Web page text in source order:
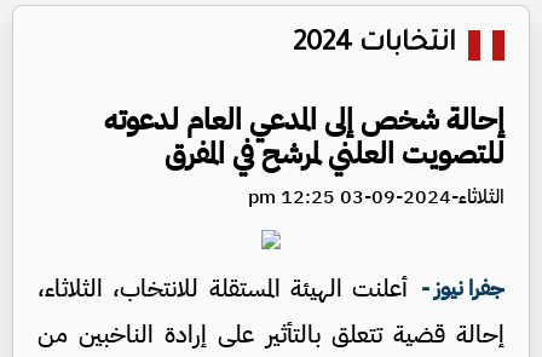
انتخابات 2024
إحالة شخص إلى المدعي العام لدعوته
للتصويت العلني لمرشح في المفرق
الثلاثاء-2024-09-03 12:25 pm
جفرا نيوز - أعلنت الهيئة المستقلة للانتخاب، الثلاثاء،
إحالة قضية تتعلق بالتأثير على إرادة الناخبين من